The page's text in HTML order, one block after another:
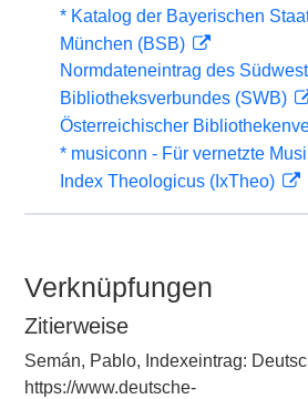
* Katalog der Bayerischen
München (BSB)
Normdateneintrag des
Bibliotheksverbundes (SWB)
Österreichischer
* musiconn - Für vernetzte
Index Theologicus (IxTheo)
Verknüpfungen
Zitierweise
Semán, Pablo, Indexeintrag:
https://www.deutsche-